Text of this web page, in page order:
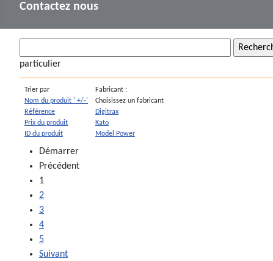
Contactez nous
particulier
Trier par
Nom du produit ' +/-'
Référence
Prix du produit
ID du produit
Fabricant :
Choisissez un fabricant
Digitrax
Kato
Model Power
Démarrer
Précédent
1
2
3
4
5
Suivant